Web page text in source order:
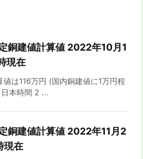
銅建値計算値 2022年10月1
現在
値は116万円 (国内銅建値に1万円程
本時間 2 ...
銅建値計算値 2022年11月2
現在